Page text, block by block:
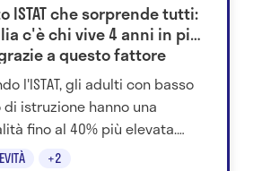
+2
ISTAT che sorprende tutti:
c'è chi vive 4 anni in più
a questo fattore
l'ISTAT, gli adulti con basso
di istruzione hanno una
fino al 40% più elevata.
come scuola, territorio e salute